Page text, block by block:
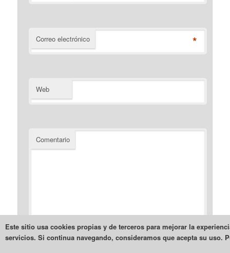
Correo electrónico *
Web
Comentario
Este sitio usa cookies propias y de terceros para mejorar la
servicios. Si continua navegando, consideramos que acepta su uso.